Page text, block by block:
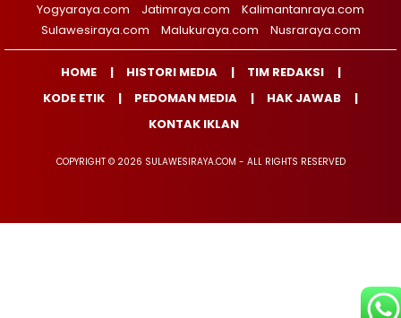
Yogyaraya.com
Jatimraya.com
Kalimantanraya.com
Sulawesiraya.com
Malukuraya.com Nusraraya.com
HOME HISTORI MEDIA
TIM REDAKSI
KODE ETIK
PEDOMAN MEDIA
HAK JAWAB
KONTAK IKLAN
COPYRIGHT © 2026 SULAWESIRAYA.COM - ALL RIGHTS RESERVED